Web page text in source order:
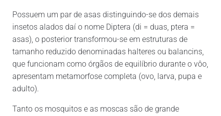
Possuem um par de asas distinguindo-se dos demais
insetos alados daí o nome Diptera (di = duas, ptera =
asas), o posterior transformou-se em estruturas de
tamanho reduzido denominadas halteres ou balancins,
que funcionam como órgãos de equilíbrio durante o vôo,
apresentam metamorfose completa (ovo, larva, pupa e
adulto).
Tanto os mosquitos e as moscas são de grande